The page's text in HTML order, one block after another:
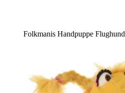
Folkmanis Handpuppe Flughund